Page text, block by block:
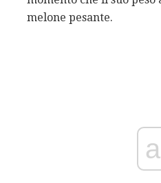
melone pesante.